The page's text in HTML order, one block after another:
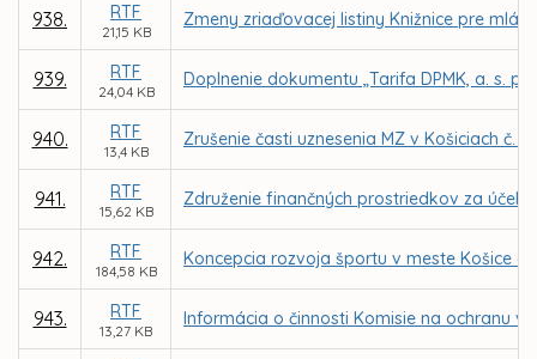
938. RTF
21,15 KB
Zmeny zriaďovacej listiny Knižnice pre
939. RTF
24,04 KB
Doplnenie dokumentu „Tarifa DPMK, a. s.
940. RTF
13,4 KB
Zrušenie časti uznesenia MZ v Košiciach č.
941. RTF
15,62 KB
Združenie finančných prostriedkov za
942. RTF
184,58 KB
Koncepcia rozvoja športu v meste Košice
943. RTF
13,27 KB
Informácia o činnosti Komisie na ochranu